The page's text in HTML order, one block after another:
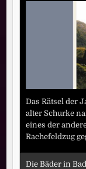
Das Rätsel der
alter Schurke
eines der
Rachefeldzug
Die Bäder in